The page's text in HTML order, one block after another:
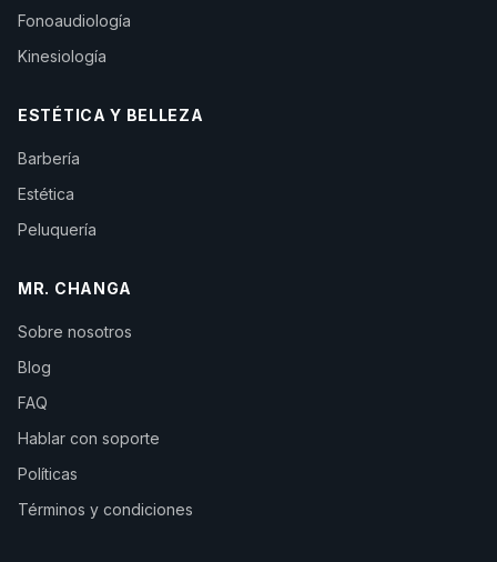
Fonoaudiología
Kinesiología
ESTÉTICA Y BELLEZA
Barbería
Estética
Peluquería
MR. CHANGA
Sobre nosotros
Blog
FAQ
Hablar con soporte
Políticas
Términos y condiciones